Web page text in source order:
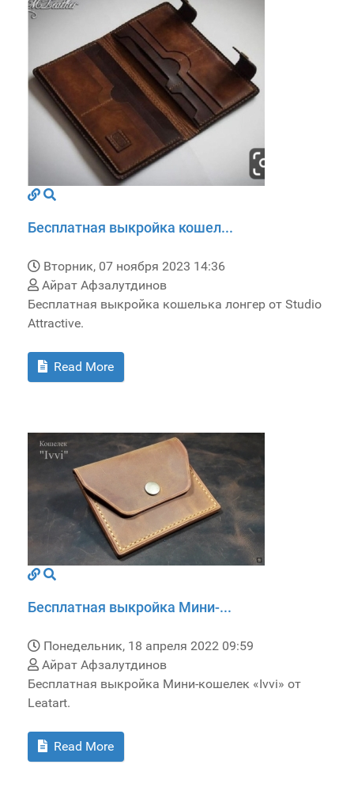
Бесплатная выкройка кошел...
Вторник, 07 ноября 2023 14:36
Айрат Афзалутдинов
Бесплатная выкройка кошелька лонгер от Studio
Attractive.
Read More
Бесплатная выкройка Мини-...
Понедельник, 18 апреля 2022 09:59
Айрат Афзалутдинов
Бесплатная выкройка Мини-кошелек «Ivvi» от
Leatart.
Read More